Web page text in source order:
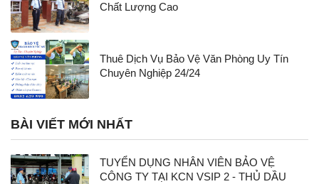
Chất Lượng Cao
Thuê Dịch Vụ Bảo Vệ Văn Phòng Uy Tín
Chuyên Nghiệp 24/24
BÀI VIẾT MỚI NHẤT
TUYỂN DỤNG NHÂN VIÊN BẢO VỆ
CÔNG TY TẠI KCN VSIP 2 - THỦ DẦU